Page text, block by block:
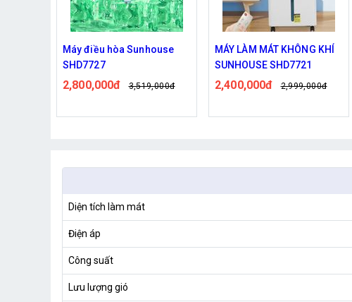
MÁY LÀM MÁT KHÔNG KHÍ
SUNHOUSE SHD7721
2,400,000đ 2,999,000đ
Máy làm mát không khí
Sunhouse SHD7738
3,400,000đ 4,039,000đ
Diện tích làm mát
Điện áp
Công suất
Lưu lượng gió